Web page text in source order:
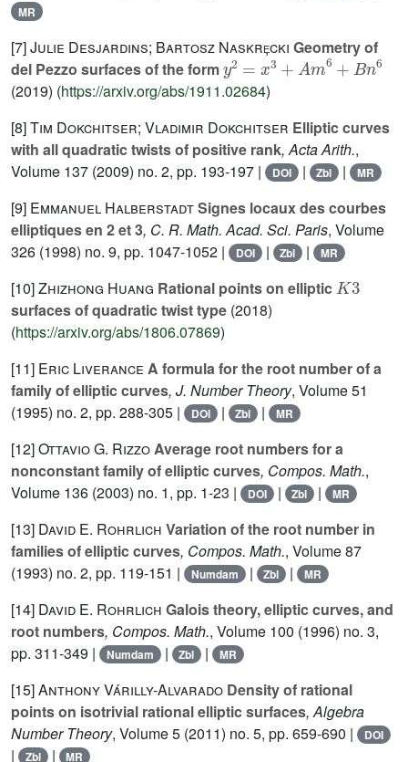
MR
[7]Julie Desjardins; Bartosz Naskrȩcki Geometry of
del Pezzo surfaces of the form
y2=x3+Am6+Bn6
(2019) (https://arxiv.org/abs/1911.02684)
[8]Tim Dokchitser; Vladimir Dokchitser Elliptic curves
with all quadratic twists of positive rank, Acta Arith.,
Volume 137 (2009) no. 2, pp. 193-197 | DOI | Zbl | MR
[9] Emmanuel HalberstadtSignes locaux des courbes
elliptiques en 2 et 3, C. R. Math. Acad. Sci. Paris, Volume
326 (1998) no. 9, pp. 1047-1052 | DOI | Zbl | MR
[10]Zhizhong Huang Rational points on elliptic
surfaces of quadratic twist type (2018)
(https://arxiv.org/abs/1806.07869)
[11] Eric Liverance A formula for the root number of a
family of elliptic curves, J. Number Theory, Volume 51
(1995) no. 2, pp. 288-305 |
DOI | Zbl | MR
[12]Ottavio G. RizzoAverage root numbers for a
nonconstant family of elliptic curves, Compos. Math.,
Volume 136 (2003) no. 1, pp. 1-23 | DOI | Zbl | MR
[13] David E. Rohrlich Variation of the root number in
families of elliptic curves, Compos. Math., Volume 87
(1993) no. 2, pp. 119-151 |
Numdam | Zbl | MR
[14] David E. Rohrlich Galois theory, elliptic curves, and
root numbers, Compos. Math., Volume 100 (1996) no. 3,
pp. 311-349 |
Numdam | Zbl | MR
[15]Anthony Várilly-Alvarado Density of rational
points on isotrivial rational elliptic surfaces, Algebra
Number Theory, Volume 5 (2011) no. 5, pp. 659-690 | DOI
| Zbl | MR